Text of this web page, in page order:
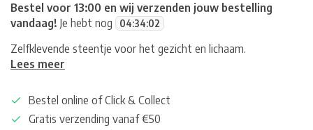
Bestel voor 13:00 en wij verzenden jouw bestelling
vandaag! Je hebt nog 04:34:02
Zelfklevende steentje voor het gezicht en lichaam.
Lees meer
Bestel online of Click & Collect
Gratis verzending vanaf €50